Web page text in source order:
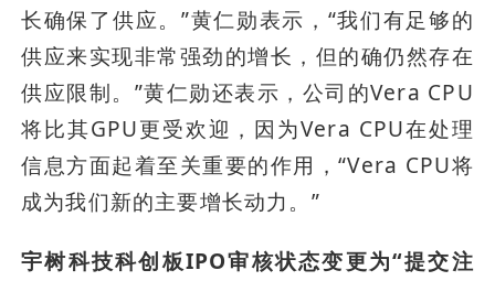
长确保了供应。”黄仁勋表示，“我们有足够的
供应来实现非常强劲的增长，但的确仍然存在
供应限制。”黄仁勋还表示，公司的Vera CPU
将比其GPU更受欢迎，因为Vera CPU在处理
信息方面起着至关重要的作用，“Vera CPU将
成为我们新的主要增长动力。”
宇树科技科创板IPO审核状态变更为“提交注